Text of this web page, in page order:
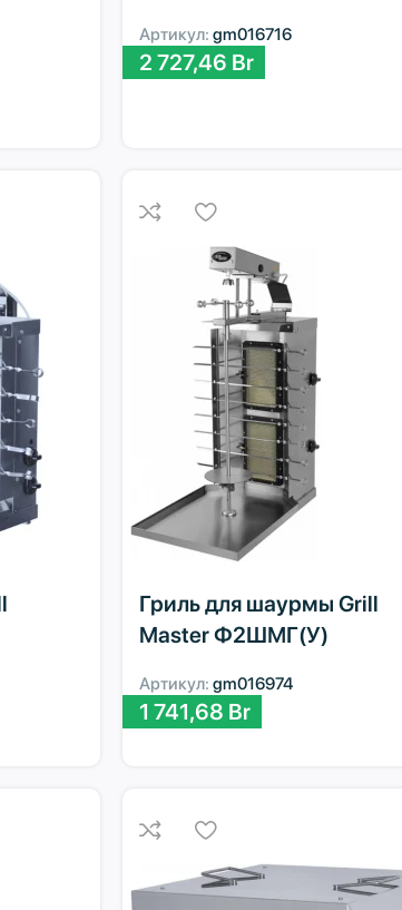
Артикул: gm016716
2 727,46 Br
Гриль для шаурмы Grill
Master Ф2ШМГ(У)
Артикул: gm016974
1 741,68 Br